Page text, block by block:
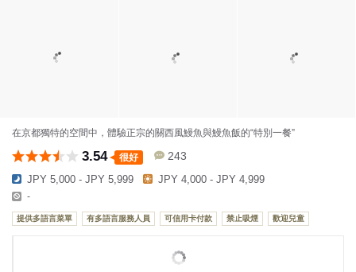
在京都獨特的空間中，體驗正宗的關西風鰻魚與鰻魚飯的“特別一餐”
3.54 很好 243
JPY 5,000 - JPY 5,999 JPY 4,000 - JPY 4,999
-
提供多語言菜單 有多語言服務人員 可信用卡付款 禁止吸煙 歡迎兒童